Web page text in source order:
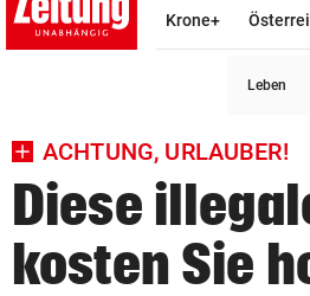
account_circle Anmelden
bookmark
search
Suchbegriff
eingeben
Krone+
Leben
ACHTUNG, URLAUBER!
Diese
kosten Sie